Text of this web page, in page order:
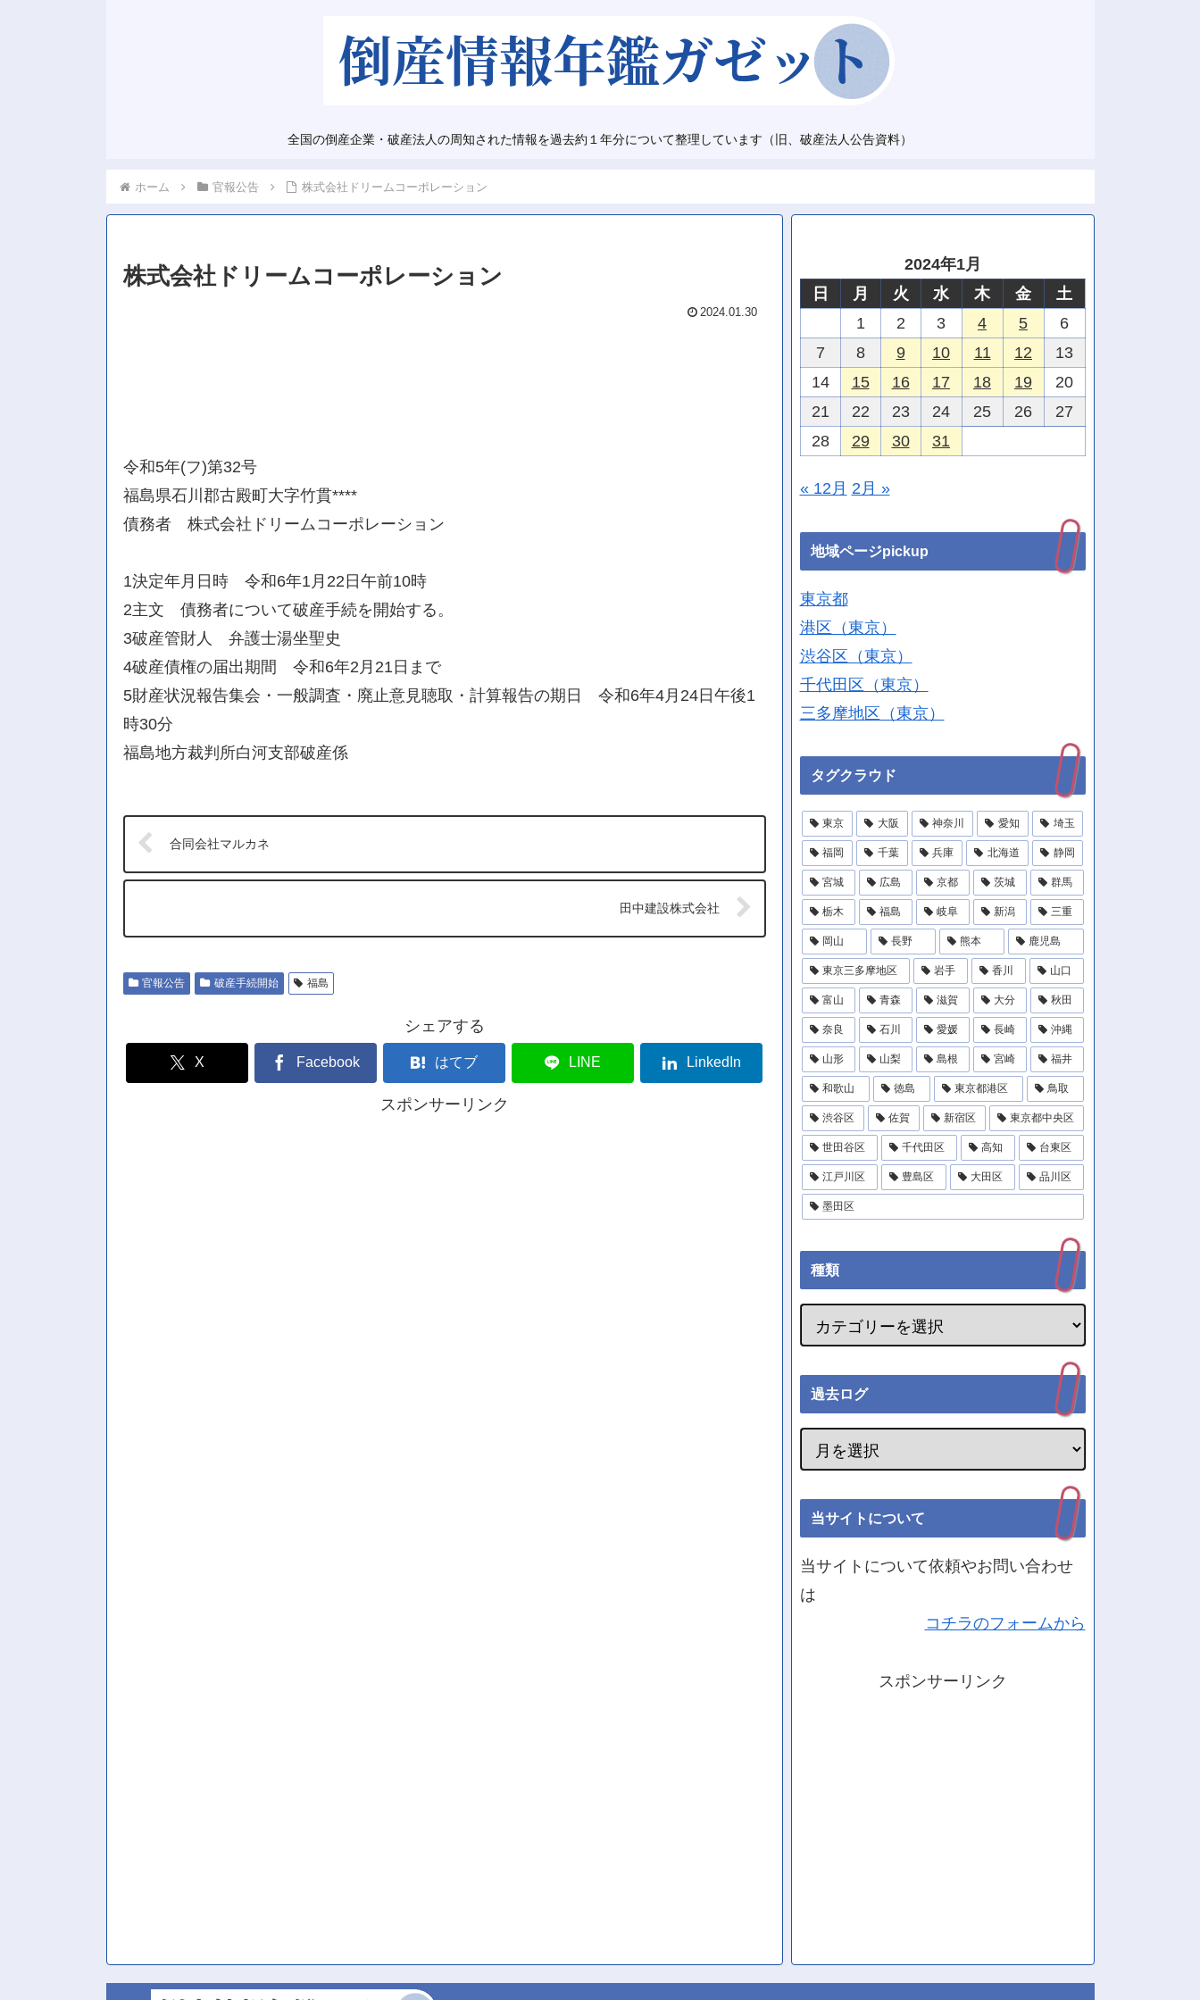
全国の倒産企業・破産法人の周知された情報を過去約１年分について整理しています（旧、破産法人公告資料）
ホーム 官報公告 株式会社ドリームコーポレーション
株式会社ドリームコーポレーション
2024.01.30
令和5年(フ)第32号
福島県石川郡古殿町大字竹貫****
債務者 株式会社ドリームコーポレーション
1決定年月日時 令和6年1月22日午前10時
2主文 債務者について破産手続を開始する。
3破産管財人 弁護士湯坐聖史
4破産債権の届出期間 令和6年2月21日まで
5財産状況報告集会・一般調査・廃止意見聴取・計算報告の期日 令和6年4月24日午後1
時30分
福島地方裁判所白河支部破産係
合同会社マルカネ
田中建設株式会社
官報公告 破産手続開始 福島
シェアする
X Facebook はてブ LINE LinkedIn
スポンサーリンク
2024年1月
日
月 火 水 木 金
土
1
2 3 4 5
6
7
8 9 10 11 12
13
14
15 16 17 18 19
20
21
22 23 24 25 26
27
28
29 30 31
« 12月 2月 »
地域ページpickup
東京都
港区（東京）
渋谷区（東京）
千代田区（東京）
三多摩地区（東京）
タグクラウド
東京 大阪 神奈川 愛知 埼玉
福岡 千葉 兵庫 北海道 静岡
宮城 広島 京都 茨城 群馬
栃木 福島 岐阜 新潟 三重
岡山 長野 熊本 鹿児島
東京三多摩地区 岩手 香川 山口
富山 青森 滋賀 大分 秋田
奈良 石川 愛媛 長崎 沖縄
山形 山梨 島根 宮崎 福井
和歌山 徳島 東京都港区 鳥取
渋谷区 佐賀 新宿区 東京都中央区
世田谷区 千代田区 高知 台東区
江戸川区 豊島区 大田区 品川区
墨田区
種類
過去ログ
当サイトについて
当サイトについて依頼やお問い合わせ
は
コチラのフォームから
スポンサーリンク